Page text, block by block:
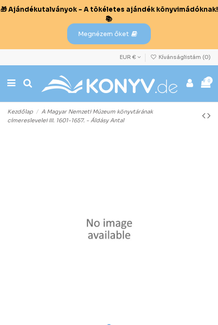
🎁 Ajándékutalványok – A tökéletes ajándék könyvimádóknak!
📚
Megnézem őket
EUR € Kívánságlistám (0)
0
Kezdőlap
A Magyar Nemzeti Múzeum könyvtárának
címereslevelei III. 1601-1657. - Áldásy Antal